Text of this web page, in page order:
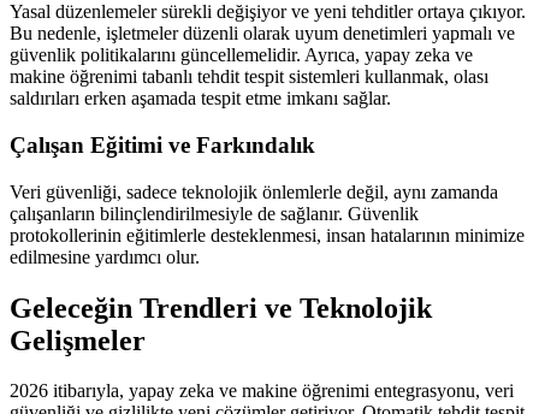
Yasal düzenlemeler sürekli değişiyor ve yeni tehditler ortaya çıkıyor.
Bu nedenle, işletmeler düzenli olarak uyum denetimleri yapmalı ve
güvenlik politikalarını güncellemelidir. Ayrıca, yapay zeka ve
makine öğrenimi tabanlı tehdit tespit sistemleri kullanmak, olası
saldırıları erken aşamada tespit etme imkanı sağlar.
Çalışan Eğitimi ve Farkındalık
Veri güvenliği, sadece teknolojik önlemlerle değil, aynı zamanda
çalışanların bilinçlendirilmesiyle de sağlanır. Güvenlik
protokollerinin eğitimlerle desteklenmesi, insan hatalarının minimize
edilmesine yardımcı olur.
Geleceğin Trendleri ve Teknolojik
Gelişmeler
2026 itibarıyla, yapay zeka ve makine öğrenimi entegrasyonu, veri